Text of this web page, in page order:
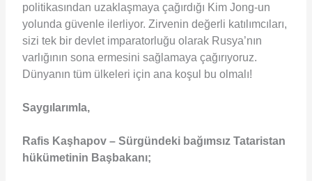
politikasından uzaklaşmaya çağırdığı Kim Jong-un
yolunda güvenle ilerliyor. Zirvenin değerli katılımcıları,
sizi tek bir devlet imparatorluğu olarak Rusya’nın
varlığının sona ermesini sağlamaya çağırıyoruz.
Dünyanın tüm ülkeleri için ana koşul bu olmalı!
Saygılarımla,
Rafis Kaşhapov – Sürgündeki bağımsız Tataristan
hükümetinin Başbakanı;